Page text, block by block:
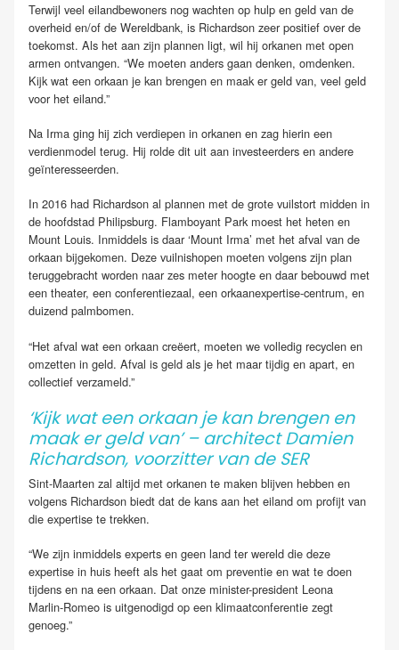
Terwijl veel eilandbewoners nog wachten op hulp en geld van de
overheid en/of de Wereldbank, is Richardson zeer positief over de
toekomst. Als het aan zijn plannen ligt, wil hij orkanen met open
armen ontvangen. “We moeten anders gaan denken, omdenken.
Kijk wat een orkaan je kan brengen en maak er geld van, veel geld
voor het eiland.”
Na Irma ging hij zich verdiepen in orkanen en zag hierin een
verdienmodel terug. Hij rolde dit uit aan investeerders en andere
geïnteresseerden.
In 2016 had Richardson al plannen met de grote vuilstort midden in
de hoofdstad Philipsburg. Flamboyant Park moest het heten en
Mount Louis. Inmiddels is daar ‘Mount Irma’ met het afval van de
orkaan bijgekomen. Deze vuilnishopen moeten volgens zijn plan
teruggebracht worden naar zes meter hoogte en daar bebouwd met
een theater, een conferentiezaal, een orkaanexpertise-centrum, en
duizend palmbomen.
“Het afval wat een orkaan creëert, moeten we volledig recyclen en
omzetten in geld. Afval is geld als je het maar tijdig en apart, en
collectief verzameld.”
‘Kijk wat een orkaan je kan brengen en
maak er geld van’ – architect Damien
Richardson, voorzitter van de SER
Sint-Maarten zal altijd met orkanen te maken blijven hebben en
volgens Richardson biedt dat de kans aan het eiland om profijt van
die expertise te trekken.
“We zijn inmiddels experts en geen land ter wereld die deze
expertise in huis heeft als het gaat om preventie en wat te doen
tijdens en na een orkaan. Dat onze minister-president Leona
Marlin-Romeo is uitgenodigd op een klimaatconferentie zegt
genoeg.”